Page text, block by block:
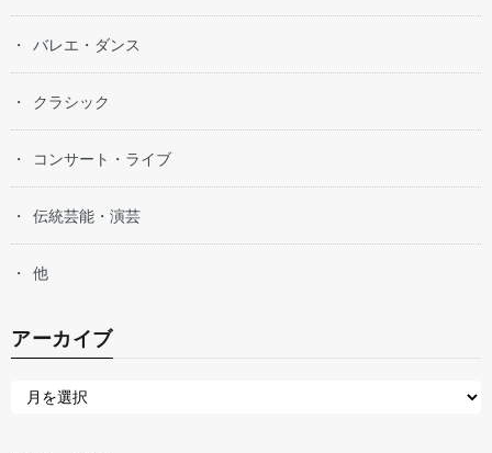
バレエ・ダンス
クラシック
コンサート・ライブ
伝統芸能・演芸
他
アーカイブ